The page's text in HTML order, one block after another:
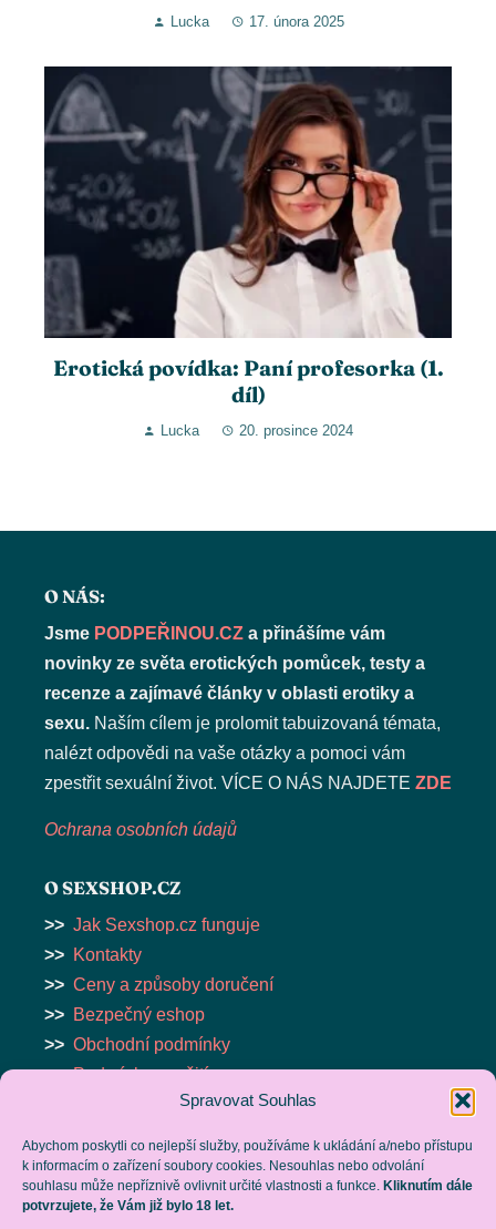
Spravovat Souhlas
Abychom poskytli co nejlepší služby, používáme k ukládání a/nebo přístupu
k informacím o zařízení soubory cookies. Nesouhlas nebo odvolání
souhlasu může nepříznivě ovlivnit určité vlastnosti a funkce. Kliknutím dále
potvrzujete, že Vám již bylo 18 let.
Lucka 17. února 2025
Erotická povídka: Paní profesorka (1.
díl)
Lucka 20. prosince 2024
O NÁS:
Jsme PODPEŘINOU.CZ a přinášíme vám
novinky ze světa erotických pomůcek, testy a
recenze a zajímavé články v oblasti erotiky a
sexu. Naším cílem je prolomit tabuizovaná témata,
nalézt odpovědi na vaše otázky a pomoci vám
zpestřit sexuální život. VÍCE O NÁS NAJDETE ZDE
Ochrana osobních údajů
O SEXSHOP.CZ
>> Jak Sexshop.cz funguje
>> Kontakty
>> Ceny a způsoby doručení
>> Bezpečný eshop
>> Obchodní podmínky
>>Podmínky použití serveru
>>VIBRÁTORY
>>MASTURBÁTORY